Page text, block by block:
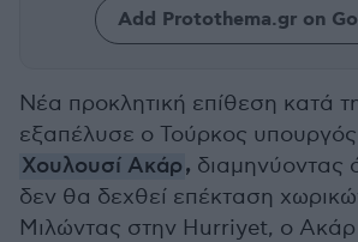
Add Protothema.gr on
Νέα προκλητική επίθεση κατά
εξαπέλυσε ο Τούρκος
Χουλουσί Ακάρ, διαμηνύοντας
δεν θα δεχθεί επέκταση
Μιλώντας στην Hurriyet, ο